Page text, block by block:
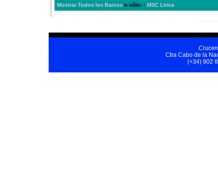
Mostrar Todos los Barcos o sólo: - MSC Lirica
Ctra Cabo de la
(+34) 902